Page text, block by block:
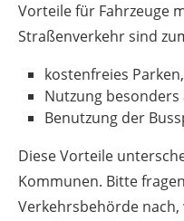
Vorteile für Fahrzeuge
Straßenverkehr sind
kostenfreies Parken,
Nutzung besonders
Benutzung der
Diese Vorteile
Kommunen. Bitte
Verkehrsbehörde